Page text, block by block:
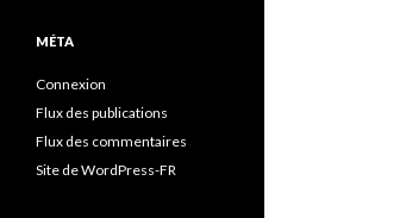
MÉTA
Connexion
Flux des publications
Flux des commentaires
Site de WordPress-FR